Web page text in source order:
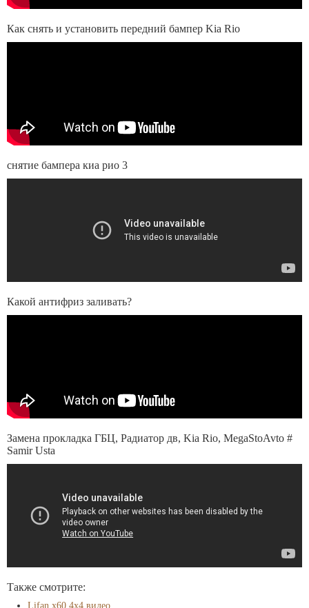
Как снять и установить передний бампер Kia Rio
снятие бампера киа рио 3
Какой антифриз заливать?
Замена прокладка ГБЦ, Радиатор дв, Kia Rio, MegaStoAvto #
Samir Usta
Также смотрите:
Lifan x60 4х4 видео